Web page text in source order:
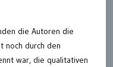
die Autoren die
noch durch den
war, die qualitativen